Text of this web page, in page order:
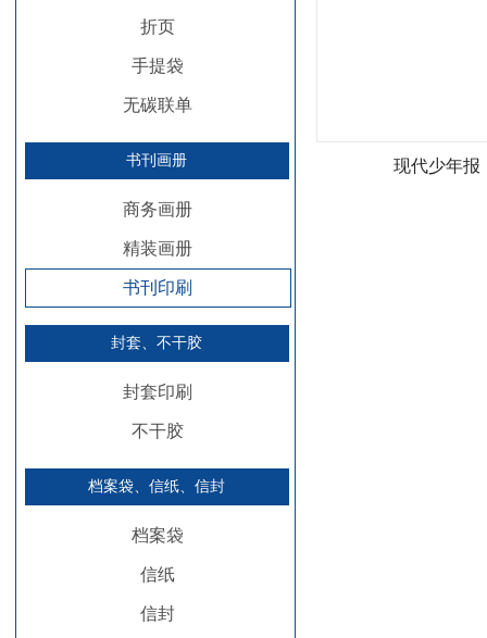
折页
手提袋
无碳联单
书刊画册
商务画册
精装画册
书刊印刷
封套、不干胶
封套印刷
不干胶
档案袋、信纸、信封
档案袋
信纸
信封
现代少年报